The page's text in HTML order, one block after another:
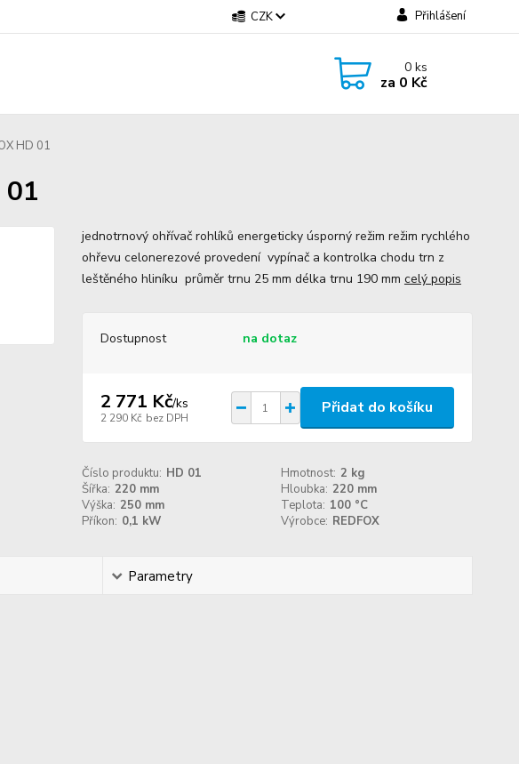
CZK Přihlášení
0ks
za 0 Kč
HD 01
jednotrnový ohřívač rohlíků energeticky úsporný režim režim rychlého
ohřevu celonerezové provedení vypínač a kontrolka chodu trn z
leštěného hliníku průměr trnu 25 mm délka trnu 190 mm celý popis
Dostupnost na dotaz
2 771 Kč/ks
2 290 Kč bez DPH
Přidat do košíku
Číslo produktu: HD 01 Hmotnost: 2 kg
Šířka: 220 mm Hloubka: 220 mm
Výška: 250 mm Teplota: 100 °C
Příkon: 0,1 kW Výrobce: REDFOX
Parametry